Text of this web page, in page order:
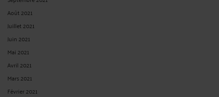
Août 2021
Juillet 2021
Juin 2021
Mai 2021
Avril 2021
Mars 2021
Février 2021